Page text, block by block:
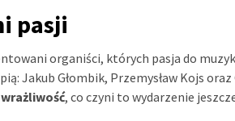
pasji
organiści, których pasja do
Jakub Głombik, Przemysław Kojs
, co czyni to wydarzenie